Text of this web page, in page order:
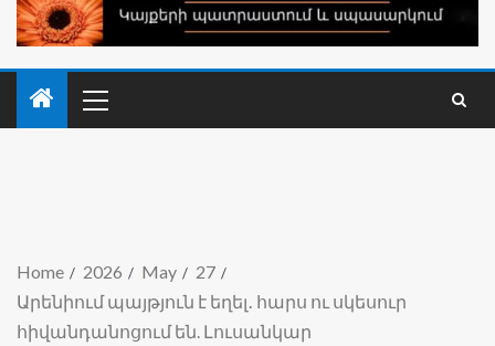
Home 2026 May
27
Արենիում պայթյուն է եղել․ հարս ու սկեսուր
հիվանդանոցում են. Լուսանկար